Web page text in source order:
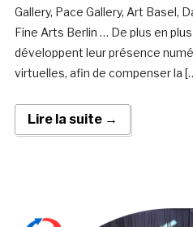
Gallery, Pace Gallery, Art Basel,
Fine Arts Berlin … De plus en
développent leur présence
virtuelles, afin de compenser la
Lire la suite →